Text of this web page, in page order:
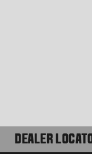
DEALER